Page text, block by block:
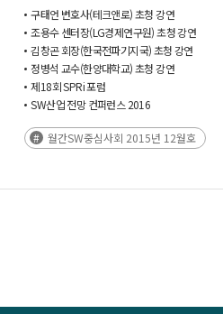
구태언 변호사(테크앤로) 초청 강연
조용수 센터장(LG경제연구원) 초청 강연
김창곤 회장(한국전파기지국) 초청 강연
정병석 교수(한양대학교) 초청 강연
제18회 SPRi 포럼
SW산업 전망 컨퍼런스 2016
월간SW중심사회 2015년 12월호